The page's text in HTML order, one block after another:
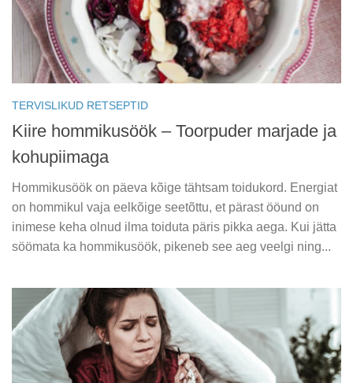
TERVISLIKUD RETSEPTID
Kiire hommikusöök – Toorpuder marjade ja
kohupiimaga
Hommikusöök on päeva kõige tähtsam toidukord. Energiat
on hommikul vaja eelkõige seetõttu, et pärast ööund on
inimese keha olnud ilma toiduta päris pikka aega. Kui jätta
söömata ka hommikusöök, pikeneb see aeg veelgi ning...